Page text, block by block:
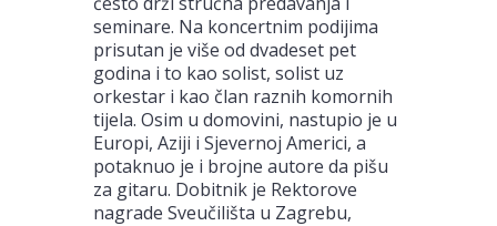
seminare. Na koncertnim podijima
prisutan je više od dvadeset pet
godina i to kao solist, solist uz
orkestar i kao član raznih komornih
tijela. Osim u domovini, nastupio je u
Europi, Aziji i Sjevernoj Americi, a
potaknuo je i brojne autore da pišu
za gitaru. Dobitnik je Rektorove
nagrade Sveučilišta u Zagrebu,